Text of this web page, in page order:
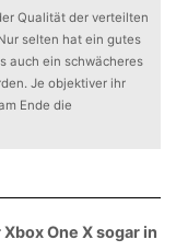
Qualität der verteilten
selten hat ein gutes
auch ein schwächeres
Je objektiver ihr
Ende die
One X sogar in